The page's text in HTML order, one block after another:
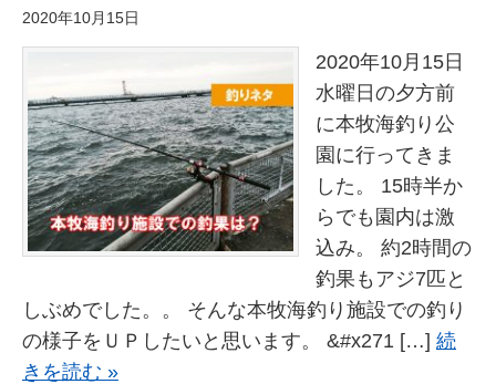
2020年10月15日
2020年10月15日
水曜日の夕方前
に本牧海釣り公
園に行ってきま
した。 15時半か
らでも園内は激
込み。 約2時間の
釣果もアジ7匹と
しぶめでした。。 そんな本牧海釣り施設での釣り
の様子をＵＰしたいと思います。 &#x271 […] 続
きを読む »